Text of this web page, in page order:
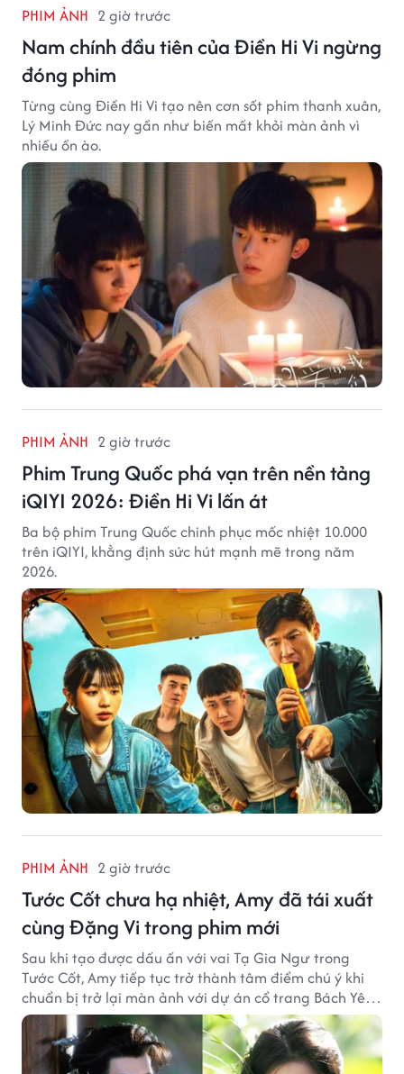
PHIM ẢNH 2 giờ trước
Nam chính đầu tiên của Điền Hi Vi ngừng
đóng phim
Từng cùng Điền Hi Vi tạo nên cơn sốt phim thanh xuân,
Lý Minh Đức nay gần như biến mất khỏi màn ảnh vì
nhiều ồn ào.
PHIM ẢNH 2 giờ trước
Phim Trung Quốc phá vạn trên nền tảng
iQIYI 2026: Điền Hi Vi lấn át
Ba bộ phim Trung Quốc chinh phục mốc nhiệt 10.000
trên iQIYI, khẳng định sức hút mạnh mẽ trong năm
2026.
PHIM ẢNH 2 giờ trước
Tước Cốt chưa hạ nhiệt, Amy đã tái xuất
cùng Đặng Vi trong phim mới
Sau khi tạo được dấu ấn với vai Tạ Gia Ngư trong
Tước Cốt, Amy tiếp tục trở thành tâm điểm chú ý khi
chuẩn bị trở lại màn ảnh với dự án cổ trang Bách Yêu
Phổ.